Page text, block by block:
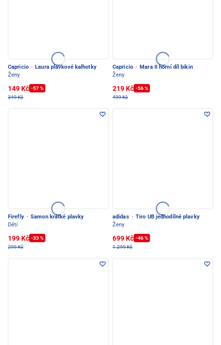
Capricio · Laura plavkové kalhotky
Ženy
149 Kč -57 %
349 Kč
Capricio · Mara II horní díl bikin
Ženy
219 Kč -56 %
499 Kč
Firefly · Samon krátké plavky
Děti
199 Kč -33 %
299 Kč
adidas · Tiro UB jednodílné plavky
Ženy
699 Kč -46 %
1.299 Kč